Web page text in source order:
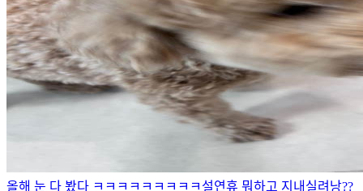
올해 눈 다 봤다 ㅋㅋㅋㅋㅋㅋㅋㅋㅋ 설연휴 뭐하고 지내실려낭??